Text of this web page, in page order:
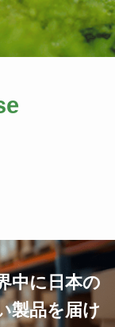
中に日本の
製品を届け